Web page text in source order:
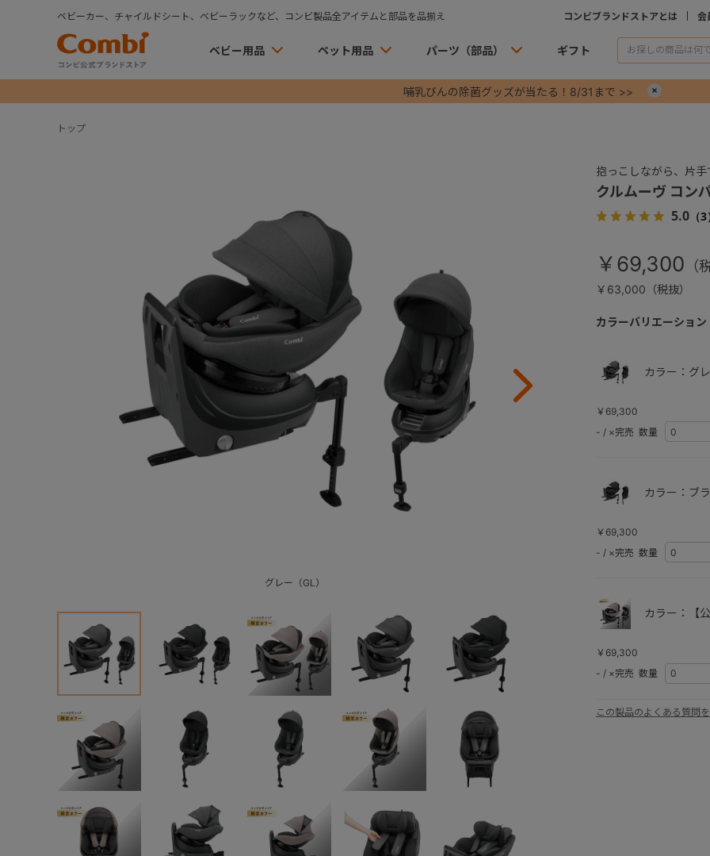
ベビーカー、チャイルドシート、ベビーラックなど、コンビ製品全アイテムと部品を品揃え コンビブランドストアとは 会
ベビー用品 ペット用品 パーツ（部品） ギフト
哺乳びんの除菌グッズが当たる！8/31まで >>
トップ
グレー（GL）
抱っこしながら、片
クルムーヴ コン
5.0 （
￥69,300
￥63,000（税抜）
カラーバリエーション
カラー：グ
￥69,300
- / ×完売 数量
カラー：ブ
￥69,300
- / ×完売 数量
カラー：【
￥69,300
- / ×完売 数量
この製品のよくある質問